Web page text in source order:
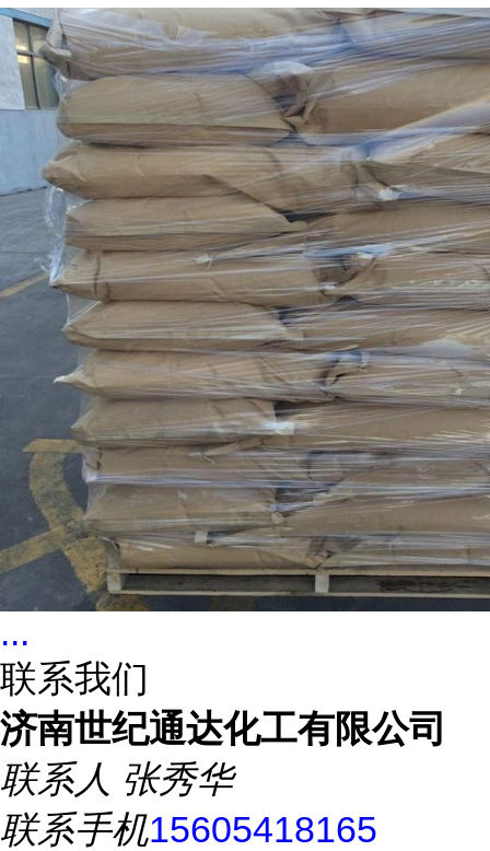
...
联系我们
济南世纪通达化工有限公司
联系人 张秀华
联系手机15605418165